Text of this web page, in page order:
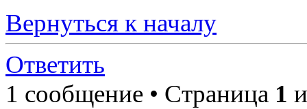
Вернуться к началу
Ответить
1 сообщение • Страница 1